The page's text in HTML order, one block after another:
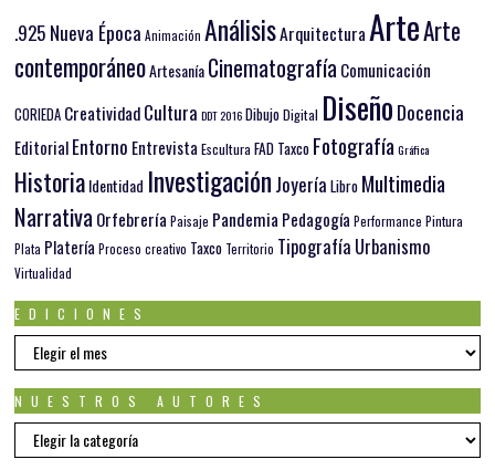
.925 Nueva Época Animación AnálisisArquitecturaArteArte
contemporáneoArtesaníaCinematografía Comunicación
CORIEDA CreatividadCultura DDT 2016 DibujoDigital DiseñoDocencia
EditorialEntorno Entrevista EsculturaFAD Taxco Fotografía Gráfica
HistoriaIdentidad Investigación Joyería Libro Multimedia
Narrativa Orfebrería Paisaje Pandemia Pedagogía Performance Pintura
Plata Platería Proceso creativo Taxco Territorio Tipografía Urbanismo
Virtualidad
EDICIONES
EDICIONES
NUESTROS AUTORES
Nuestros
autores